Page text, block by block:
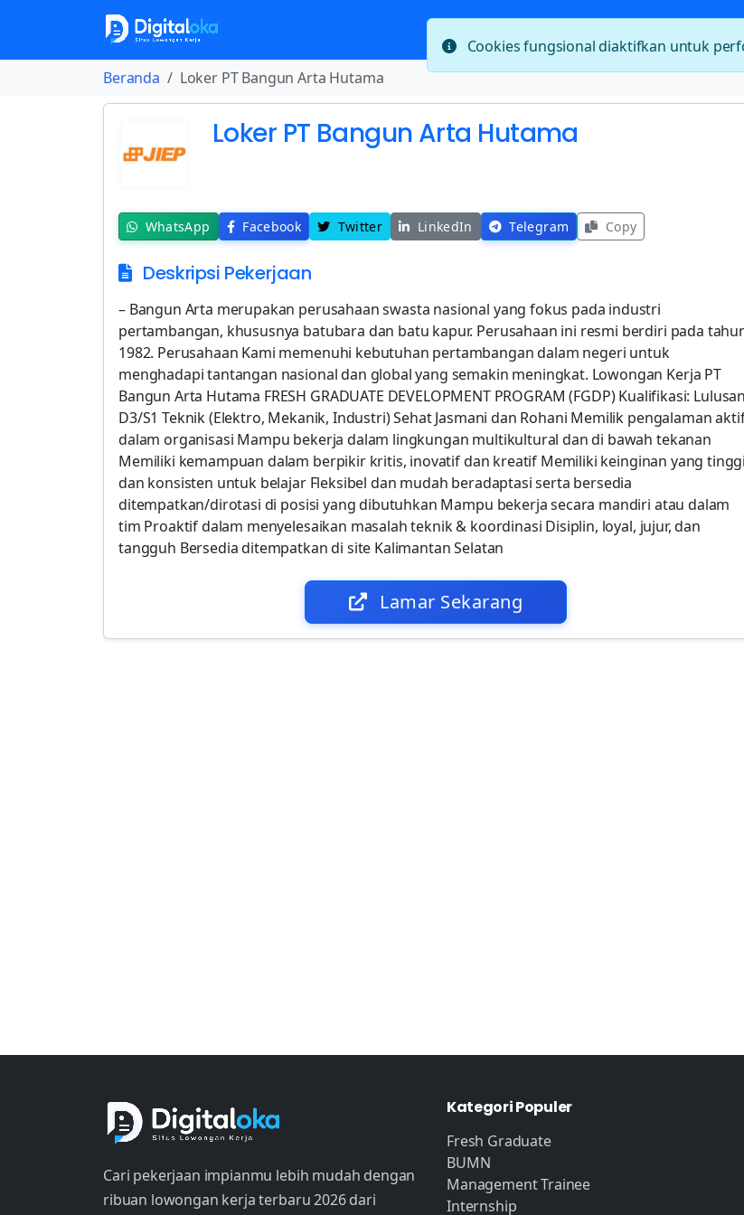
Beranda Loker PT Bangun Arta Hutama
Loker PT Bangun Arta Hutama
WhatsApp Facebook Twitter LinkedIn Telegram Copy
Deskripsi Pekerjaan
– Bangun Arta merupakan perusahaan swasta nasional yang fokus pada industri
pertambangan, khususnya batubara dan batu kapur. Perusahaan ini resmi berdiri pada
1982. Perusahaan Kami memenuhi kebutuhan pertambangan dalam negeri untuk
menghadapi tantangan nasional dan global yang semakin meningkat. Lowongan Kerja PT
Bangun Arta Hutama FRESH GRADUATE DEVELOPMENT PROGRAM (FGDP) Kualifikasi: Lulusan
D3/S1 Teknik (Elektro, Mekanik, Industri) Sehat Jasmani dan Rohani Memilik pengalaman
dalam organisasi Mampu bekerja dalam lingkungan multikultural dan di bawah tekanan
Memiliki kemampuan dalam berpikir kritis, inovatif dan kreatif Memiliki keinginan yang tinggi
dan konsisten untuk belajar Fleksibel dan mudah beradaptasi serta bersedia
ditempatkan/dirotasi di posisi yang dibutuhkan Mampu bekerja secara mandiri atau dalam
tim Proaktif dalam menyelesaikan masalah teknik & koordinasi Disiplin, loyal, jujur, dan
tangguh Bersedia ditempatkan di site Kalimantan Selatan
Lamar Sekarang
Cari pekerjaan impianmu lebih mudah dengan
ribuan lowongan kerja terbaru 2026 dari
Kategori Populer
Fresh Graduate
BUMN
Management Trainee
Internship
Cookies fungsional diaktifkan untuk